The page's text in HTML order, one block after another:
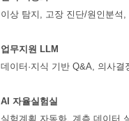
이상 탐지, 고장 진단/원인분석
업무지원 LLM
데이터·지식 기반 Q&A, 의사결
AI 자율실험실
실험계획 자동화, 계측 데이터